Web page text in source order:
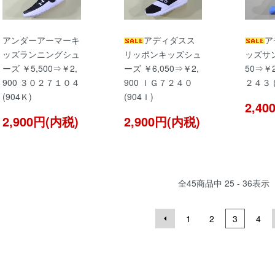
アンダーアーマーキ
ッズランニングシュ
ーズ ￥5,500⇒￥2,
900 ３０２７１０４
(904Ｋ)
2,900円(内税)
アディダスス
リッポンキッズシュ
ーズ ￥6,050⇒￥2,
900 ＩＧ７２４０
(904Ｉ)
2,900円(内税)
ッズサ
50⇒￥
２４３
全45商品中 25 - 36表示
1 2 3 4